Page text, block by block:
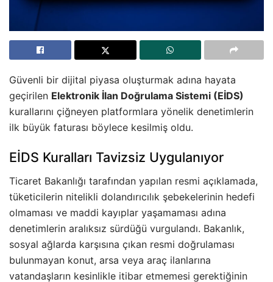
Güvenli bir dijital piyasa oluşturmak adına hayata
geçirilen Elektronik İlan Doğrulama Sistemi (EİDS)
kurallarını çiğneyen platformlara yönelik denetimlerin
ilk büyük faturası böylece kesilmiş oldu.
EİDS Kuralları Tavizsiz Uygulanıyor
Ticaret Bakanlığı tarafından yapılan resmi açıklamada,
tüketicilerin nitelikli dolandırıcılık şebekelerinin hedefi
olmaması ve maddi kayıplar yaşamaması adına
denetimlerin aralıksız sürdüğü vurgulandı. Bakanlık,
sosyal ağlarda karşısına çıkan resmi doğrulaması
bulunmayan konut, arsa veya araç ilanlarına
vatandaşların kesinlikle itibar etmemesi gerektiğinin